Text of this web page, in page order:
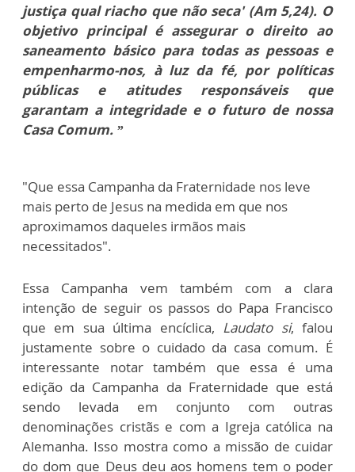
justiça qual riacho que não seca' (Am 5,24). O
objetivo principal é assegurar o direito ao
saneamento básico para todas as pessoas e
empenharmo-nos, à luz da fé, por políticas
públicas e atitudes responsáveis que
garantam a integridade e o futuro de nossa
Casa Comum. ”
"Que essa Campanha da Fraternidade nos leve
mais perto de Jesus na medida em que nos
aproximamos daqueles irmãos mais
necessitados".
Essa Campanha vem também com a clara
intenção de seguir os passos do Papa Francisco
que em sua última encíclica, Laudato si, falou
justamente sobre o cuidado da casa comum. É
interessante notar também que essa é uma
edição da Campanha da Fraternidade que está
sendo levada em conjunto com outras
denominações cristãs e com a Igreja católica na
Alemanha. Isso mostra como a missão de cuidar
do dom que Deus deu aos homens tem o poder